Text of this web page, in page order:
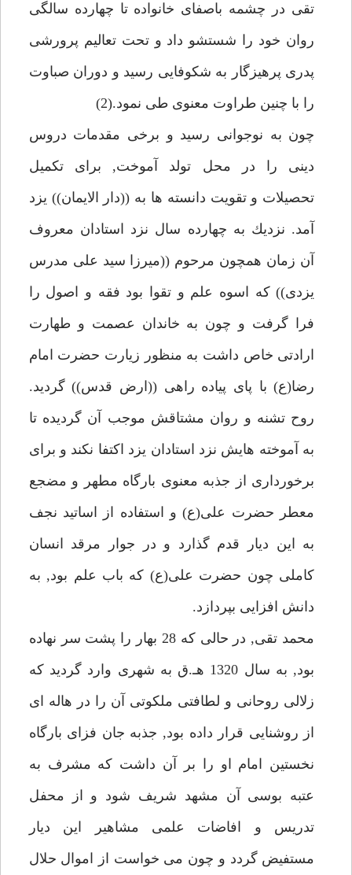
تقى در چشمه باصفاى خانواده تا چهارده سالگى
روان خود را شستشو داد و تحت تعاليم پرورشى
پدرى پرهيزگار به شكوفايى رسيد و دوران صباوت
را با چنين طراوت معنوى طى نمود.(2)
چون به نوجوانى رسيد و برخى مقدمات دروس
دينى را در محل تولد آموخت, براى تكميل
تحصيلات و تقويت دانسته ها به ((دار الايمان)) يزد
آمد. نزديك به چهارده سال نزد استادان معروف
آن زمان همچون مرحوم ((ميرزا سيد على مدرس
يزدى)) كه اسوه علم و تقوا بود فقه و اصول را
فرا گرفت و چون به خاندان عصمت و طهارت
ارادتى خاص داشت به منظور زيارت حضرت امام
رضا(ع) با پاى پياده راهى ((ارض قدس)) گرديد.
روح تشنه و روان مشتاقش موجب آن گرديده تا
به آموخته هايش نزد استادان يزد اكتفا نكند و براى
برخوردارى از جذبه معنوى بارگاه مطهر و مضجع
معطر حضرت على(ع) و استفاده از اساتيد نجف
به اين ديار قدم گذارد و در جوار مرقد انسان
كاملى چون حضرت على(ع) كه باب علم بود, به
دانش افزايى بپردازد.
محمد تقى, در حالى كه 28 بهار را پشت سر نهاده
بود, به سال 1320 هـ.ق به شهرى وارد گرديد كه
زلالى روحانى و لطافتى ملكوتى آن را در هاله اى
از روشنايى قرار داده بود, جذبه جان فزاى بارگاه
نخستين امام او را بر آن داشت كه مشرف به
عتبه بوسى آن مشهد شريف شود و از محفل
تدريس و افاضات علمى مشاهير اين ديار
مستفيض گردد و چون مى خواست از اموال حلال